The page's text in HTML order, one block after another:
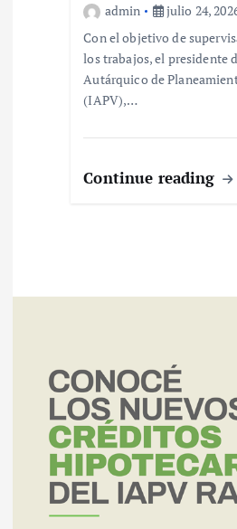
admin
julio 24,
Con el objetivo de
los trabajos, el presidente
Autárquico de
(IAPV),…
Continue reading